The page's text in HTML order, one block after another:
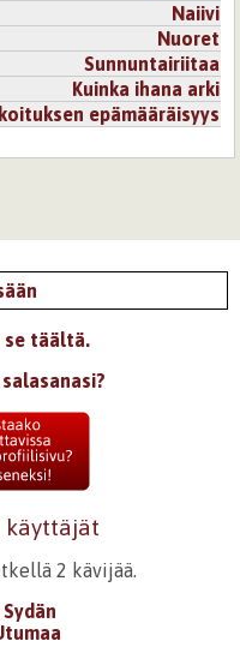
Naiivi
Nuoret
Sunnuntairiitaa
Kuinka ihana arki
epämääräisyys
se täältä.
käyttäjät
2 kävijää.